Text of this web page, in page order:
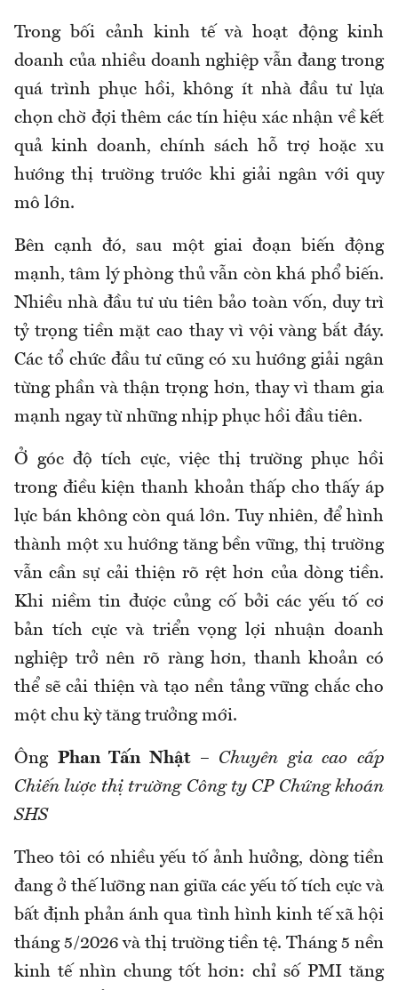
Trong bối cảnh kinh tế và hoạt động kinh
doanh của nhiều doanh nghiệp vẫn đang trong
quá trình phục hồi, không ít nhà đầu tư lựa
chọn chờ đợi thêm các tín hiệu xác nhận về kết
quả kinh doanh, chính sách hỗ trợ hoặc xu
hướng thị trường trước khi giải ngân với quy
mô lớn.
Bên cạnh đó, sau một giai đoạn biến động
mạnh, tâm lý phòng thủ vẫn còn khá phổ biến.
Nhiều nhà đầu tư ưu tiên bảo toàn vốn, duy trì
tỷ trọng tiền mặt cao thay vì vội vàng bắt đáy.
Các tổ chức đầu tư cũng có xu hướng giải ngân
từng phần và thận trọng hơn, thay vì tham gia
mạnh ngay từ những nhịp phục hồi đầu tiên.
Ở góc độ tích cực, việc thị trường phục hồi
trong điều kiện thanh khoản thấp cho thấy áp
lực bán không còn quá lớn. Tuy nhiên, để hình
thành một xu hướng tăng bền vững, thị trường
vẫn cần sự cải thiện rõ rệt hơn của dòng tiền.
Khi niềm tin được củng cố bởi các yếu tố cơ
bản tích cực và triển vọng lợi nhuận doanh
nghiệp trở nên rõ ràng hơn, thanh khoản có
thể sẽ cải thiện và tạo nền tảng vững chắc cho
một chu kỳ tăng trưởng mới.
Ông Phan Tấn Nhật– Chuyên gia cao cấp
Chiến lược thị trường Công ty CP Chứng khoán
SHS
Theo tôi có nhiều yếu tố ảnh hưởng, dòng tiền
đang ở thế lưỡng nan giữa các yếu tố tích cực và
bất định phản ánh qua tình hình kinh tế xã hội
tháng 5/2026 và thị trường tiền tệ. Tháng 5 nền
kinh tế nhìn chung tốt hơn: chỉ số PMI tăng